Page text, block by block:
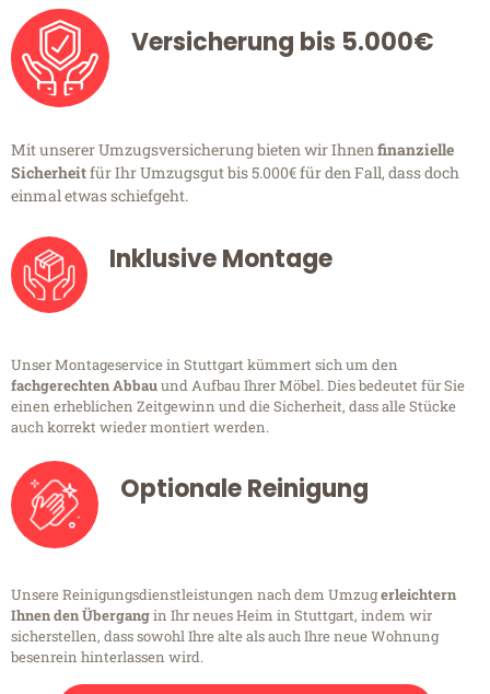
Versicherung bis 5.000€
Mit unserer Umzugsversicherung bieten wir Ihnenfinanzielle
Sicherheitfür Ihr Umzugsgut bis 5.000€ für den Fall, dass doch
einmal etwas schiefgeht.
Inklusive Montage
Unser Montageservice in Stuttgart kümmert sich um den
fachgerechten Abbauund Aufbau Ihrer Möbel. Dies bedeutet für Sie
einen erheblichen Zeitgewinn und die Sicherheit, dass alle Stücke
auch korrekt wieder montiert werden.
Optionale Reinigung
Unsere Reinigungsdienstleistungen nach dem Umzugerleichtern
Ihnen den Übergangin Ihr neues Heim in Stuttgart, indem wir
sicherstellen, dass sowohl Ihre alte als auch Ihre neue Wohnung
besenrein hinterlassen wird.